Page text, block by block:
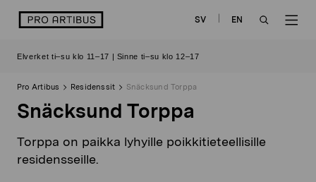
sisältöön
logo SV
EN
Elverket ti–su klo 11–17 | Sinne ti–su klo 12–17
Pro Artibus Residenssit Snäcksund Torppa
Snäcksund Torppa
Torppa on paikka lyhyille poikkitieteellisille
residensseille.